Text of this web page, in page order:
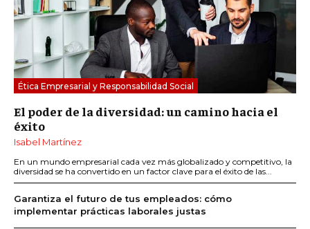
Ética Empresarial y Responsabilidad Social
El poder de la diversidad: un camino hacia el
éxito
Isabel Martínez
En un mundo empresarial cada vez más globalizado y competitivo, la
diversidad se ha convertido en un factor clave para el éxito de las...
Garantiza el futuro de tus empleados: cómo
implementar prácticas laborales justas